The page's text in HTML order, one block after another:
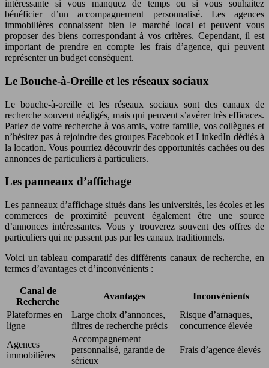
intéressante si vous manquez de temps ou si vous souhaitez
bénéficier d’un accompagnement personnalisé. Les agences
immobilières connaissent bien le marché local et peuvent vous
proposer des biens correspondant à vos critères. Cependant, il est
important de prendre en compte les frais d’agence, qui peuvent
représenter un budget conséquent.
Le Bouche-à-Oreille et les réseaux sociaux
Le bouche-à-oreille et les réseaux sociaux sont des canaux de
recherche souvent négligés, mais qui peuvent s’avérer très efficaces.
Parlez de votre recherche à vos amis, votre famille, vos collègues et
n’hésitez pas à rejoindre des groupes Facebook et LinkedIn dédiés à
la location. Vous pourriez découvrir des opportunités cachées ou des
annonces de particuliers à particuliers.
Les panneaux d’affichage
Les panneaux d’affichage situés dans les universités, les écoles et les
commerces de proximité peuvent également être une source
d’annonces intéressantes. Vous y trouverez souvent des offres de
particuliers qui ne passent pas par les canaux traditionnels.
Voici un tableau comparatif des différents canaux de recherche, en
termes d’avantages et d’inconvénients :
Canal de
Recherche
Avantages
Inconvénients
Plateformes en
ligne
Large choix d’annonces,
filtres de recherche précis
Risque d’arnaques,
concurrence élevée
Agences
immobilières
Accompagnement
personnalisé, garantie de
sérieux
Frais d’agence élevés